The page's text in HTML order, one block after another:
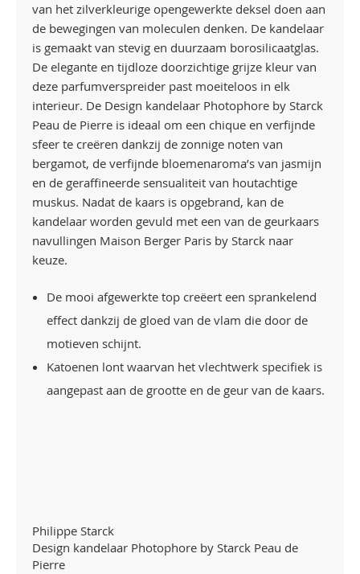
van het zilverkleurige opengewerkte deksel doen aan
de bewegingen van moleculen denken. De kandelaar
is gemaakt van stevig en duurzaam borosilicaatglas.
De elegante en tijdloze doorzichtige grijze kleur van
deze parfumverspreider past moeiteloos in elk
interieur. De Design kandelaar Photophore by Starck
Peau de Pierre is ideaal om een chique en verfijnde
sfeer te creëren dankzij de zonnige noten van
bergamot, de verfijnde bloemenaroma’s van jasmijn
en de geraffineerde sensualiteit van houtachtige
muskus. Nadat de kaars is opgebrand, kan de
kandelaar worden gevuld met een van de geurkaars
navullingen Maison Berger Paris by Starck naar
keuze.
De mooi afgewerkte top creëert een sprankelend
effect dankzij de gloed van de vlam die door de
motieven schijnt.
Katoenen lont waarvan het vlechtwerk specifiek is
aangepast aan de grootte en de geur van de kaars.
Philippe Starck
Design kandelaar Photophore by Starck Peau de
Pierre